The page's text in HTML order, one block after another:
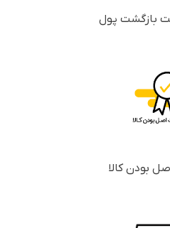
بودن کالا